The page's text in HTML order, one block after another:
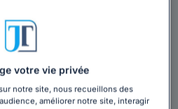
POMIER
Périgueux, 24000
cet avocat
votre vie privée
notre site, nous recueillons des
améliorer notre site, interagir